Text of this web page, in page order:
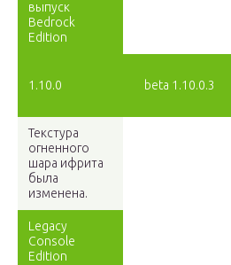
выпуск
Bedrock
Edition
1.10.0 beta 1.10.0.3
Текстура
огненного
шара ифрита
была
изменена.
Legacy
Console
Edition